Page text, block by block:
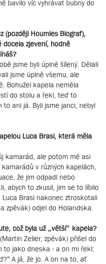
bavilo víc vyhrávat bubny do
(později Houmles Biograf),
docela zjevení, hodně
jsme byli úplně šílený. Dělali
jsme úplně všemu, ale
Bohužel kapela neměla
do stolu a řekl, teď to
ani já. Byli jsme janci, nebyl
Luca Brasi, která měla
kamarád, ale potom mě asi
v různých kapelách,
že jim odpadl nebo
abych to zkusil, jim se to líbilo
Brasi nakonec ztroskotali
zpěvák) odjel do Holandska.
což byla už „větší“ kapela?
Zeller, zpěvák) přišel do
to jako dneska - a on mi řekl:
A já, že jo. A on na to, ať